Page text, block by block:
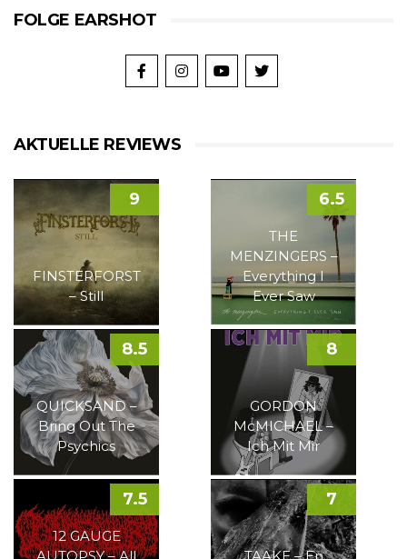
FOLGE EARSHOT
AKTUELLE REVIEWS
FINSTERFORST
– Still
9
THE
MENZINGERS –
Everything I
Ever Saw
6.5
QUICKSAND –
Bring Out The
Psychics
8.5
GORDON
McMICHAEL –
Ich Mit Mir
8
12 GAUGE
7.5 7